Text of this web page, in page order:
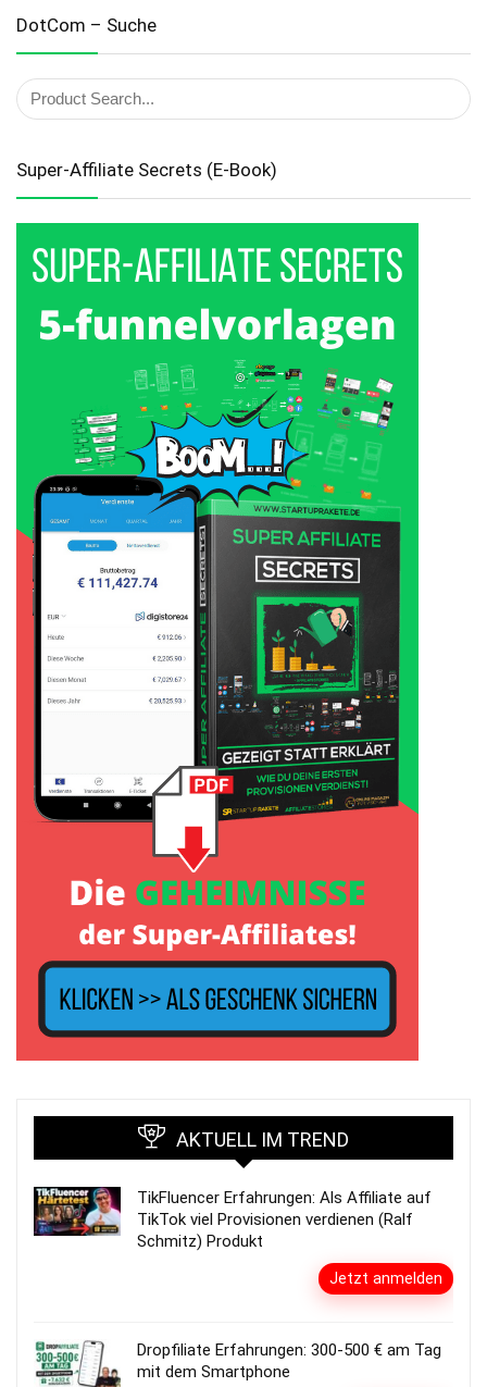
DotCom – Suche
Super-Affiliate Secrets (E-Book)
AKTUELL IM TREND
TikFluencer Erfahrungen: Als Affiliate auf
TikTok viel Provisionen verdienen (Ralf
Schmitz) Produkt
Jetzt anmelden
Dropfiliate Erfahrungen: 300-500 € am Tag
mit dem Smartphone